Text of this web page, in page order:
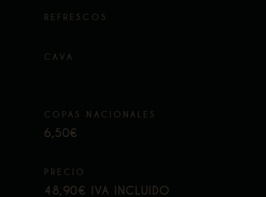
REFRESCOS
CAVA
COPAS NACIONALES
6,50€
PRECIO
48,90€ IVA INCLUIDO